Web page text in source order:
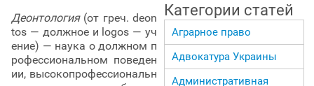
Деонтология (от греч. deon
tos — должное и logos — уч
ение) — наука о должном п
рофессиональном поведен
ии, высокопрофессиональн
Категории статей
Аграрное право
Адвокатура Украины
Административная